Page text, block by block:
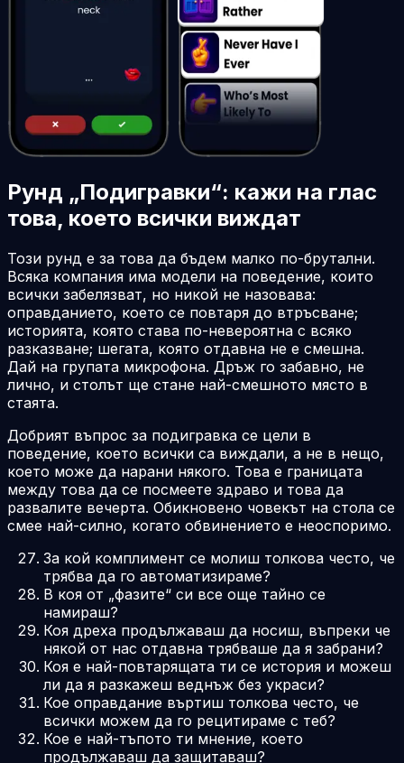
Рунд „Подигравки“: кажи на глас
това, което всички виждат
Този рунд е за това да бъдем малко по-брутални.
Всяка компания има модели на поведение, които
всички забелязват, но никой не назовава:
оправданието, което се повтаря до втръсване;
историята, която става по-невероятна с всяко
разказване; шегата, която отдавна не е смешна.
Дай на групата микрофона. Дръж го забавно, не
лично, и столът ще стане най-смешното място в
стаята.
Добрият въпрос за подигравка се цели в
поведение, което всички са виждали, а не в нещо,
което може да нарани някого. Това е границата
между това да се посмеете здраво и това да
развалите вечерта. Обикновено човекът на стола се
смее най-силно, когато обвинението е неоспоримо.
За кой комплимент се молиш толкова често, че
трябва да го автоматизираме?
В коя от „фазите“ си все още тайно се
намираш?
Коя дреха продължаваш да носиш, въпреки че
някой от нас отдавна трябваше да я забрани?
Коя е най-повтарящата ти се история и можеш
ли да я разкажеш веднъж без украси?
Кое оправдание въртиш толкова често, че
всички можем да го рецитираме с теб?
Кое е най-тъпото ти мнение, което
продължаваш да защитаваш?